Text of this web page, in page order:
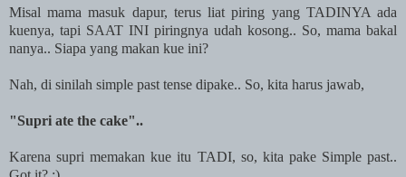
Misal mama masuk dapur, terus liat piring yang TADINYA ada
kuenya, tapi SAAT INI piringnya udah kosong.. So, mama bakal
nanya.. Siapa yang makan kue ini?
Nah, di sinilah simple past tense dipake.. So, kita harus jawab,
"Supri ate the cake"..
Karena supri memakan kue itu TADI, so, kita pake Simple past..